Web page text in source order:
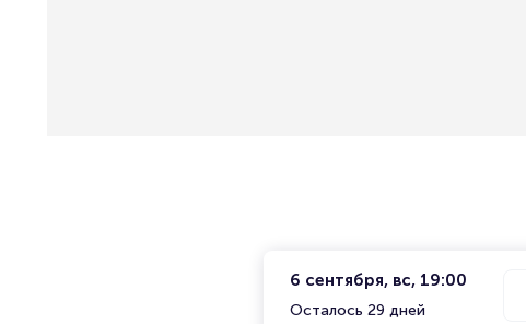
6 сентября, вс, 19:00
Осталось 29 дней